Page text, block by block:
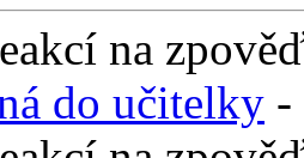
na
do učitelky -